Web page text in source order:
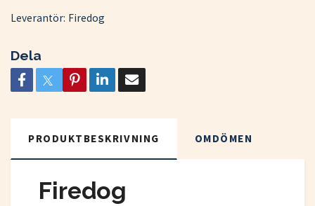
Leverantör: Firedog
Dela
PRODUKTBESKRIVNING OMDÖMEN
Firedog